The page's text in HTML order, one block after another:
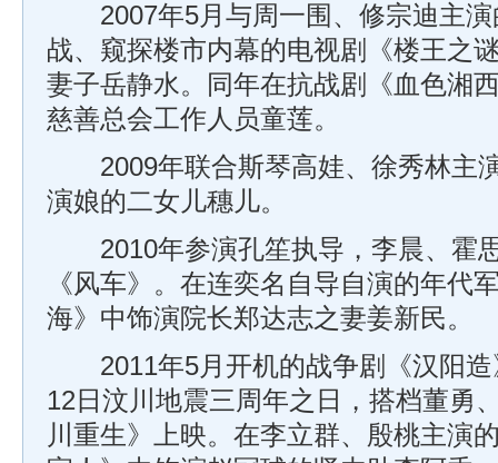
2007年5月与周一围、修宗迪主演
战、窥探楼市内幕的电视剧《楼王之
妻子岳静水。同年在抗战剧《血色湘
慈善总会工作人员童莲。
2009年联合斯琴高娃、徐秀林主
演娘的二女儿穗儿。
2010年参演孔笙执导，李晨、霍
《风车》。在连奕名自导自演的年代
海》中饰演院长郑达志之妻姜新民。
2011年5月开机的战争剧《汉阳造
12日汶川地震三周年之日，搭档董勇
川重生》上映。在李立群、殷桃主演